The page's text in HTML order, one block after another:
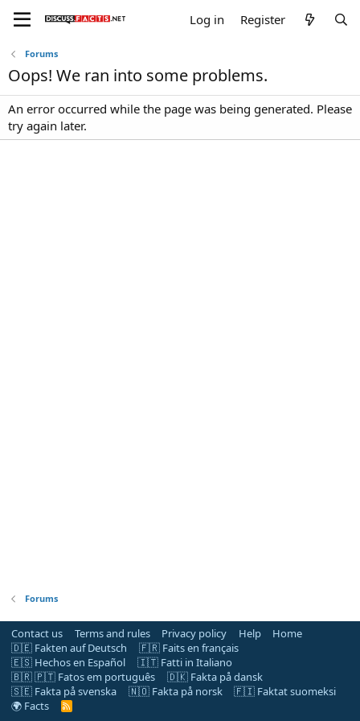
Log in Register
Forums
Oops! We ran into some problems.
An error occurred while the page was being generated. Please
try again later.
Forums
Contact us Terms and rules Privacy policy Help
Home
🇩🇪 Fakten auf Deutsch
🇫🇷 Faits en français
🇪🇸 Hechos en Español
🇮🇹 Fatti in Italiano
🇧🇷 🇵🇹 Fatos em português
🇩🇰 Fakta på dansk
🇸🇪 Fakta på svenska
🇳🇴 Fakta på norsk
🇫🇮 Faktat suomeksi
🌍 Facts
R